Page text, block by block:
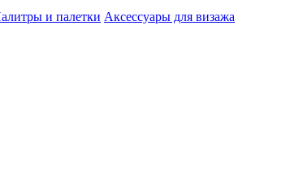
и палетки Аксессуары для визажа